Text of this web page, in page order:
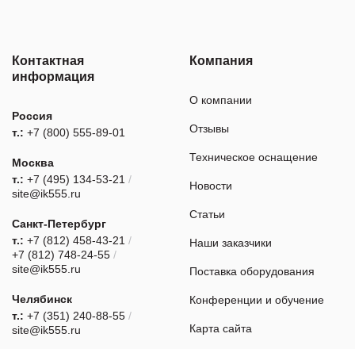
Контактная
информация
Россия
т.: +7 (800) 555-89-01
Москва
т.: +7 (495) 134-53-21 /
site@ik555.ru
Санкт-Петербург
т.: +7 (812) 458-43-21 /
+7 (812) 748-24-55 /
site@ik555.ru
Челябинск
т.: +7 (351) 240-88-55 /
site@ik555.ru
Компания
О компании
Отзывы
Техническое оснащение
Новости
Статьи
Наши заказчики
Поставка оборудования
Конференции и обучение
Карта сайта